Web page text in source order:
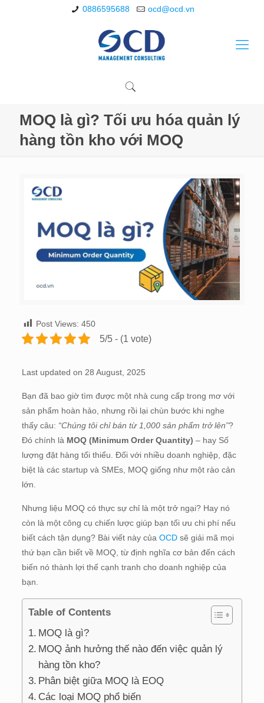
0886595688 ocd@ocd.vn
MOQ là gì? Tối ưu hóa quản lý
hàng tồn kho với MOQ
Post Views: 450
5/5 - (1 vote)
Last updated on 28 August, 2025
Bạn đã bao giờ tìm được một nhà cung cấp trong mơ với
sản phẩm hoàn hảo, nhưng rồi lại chùn bước khi nghe
thấy câu: “Chúng tôi chỉ bán từ 1,000 sản phẩm trở lên”?
Đó chính là MOQ (Minimum Order Quantity) – hay Số
lượng đặt hàng tối thiểu. Đối với nhiều doanh nghiệp, đặc
biệt là các startup và SMEs, MOQ giống như một rào cản
lớn.
Nhưng liệu MOQ có thực sự chỉ là một trở ngại? Hay nó
còn là một công cụ chiến lược giúp bạn tối ưu chi phí nếu
biết cách tận dụng? Bài viết này của OCDsẽ giải mã mọi
thứ bạn cần biết về MOQ, từ định nghĩa cơ bản đến cách
biến nó thành lợi thế cạnh tranh cho doanh nghiệp của
bạn.
Table of Contents
MOQ là gì?
MOQ ảnh hưởng thế nào đến việc quản lý
hàng tồn kho?
Phân biệt giữa MOQ là EOQ
Các loại MOQ phổ biến